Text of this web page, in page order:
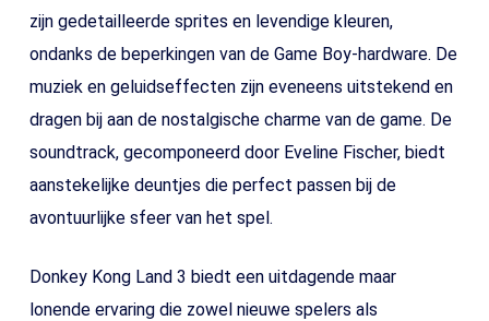
zijn gedetailleerde sprites en levendige kleuren,
ondanks de beperkingen van de Game Boy-hardware. De
muziek en geluidseffecten zijn eveneens uitstekend en
dragen bij aan de nostalgische charme van de game. De
soundtrack, gecomponeerd door Eveline Fischer, biedt
aanstekelijke deuntjes die perfect passen bij de
avontuurlijke sfeer van het spel.
Donkey Kong Land 3 biedt een uitdagende maar
lonende ervaring die zowel nieuwe spelers als